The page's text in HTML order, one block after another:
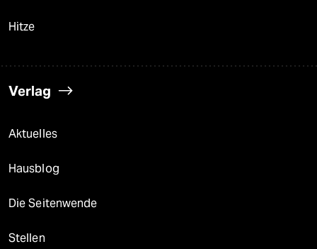
Hitze
Verlag
Aktuelles
Hausblog
Die Seitenwende
Stellen